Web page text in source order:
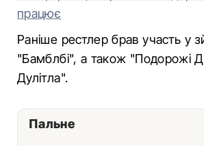
працює
Раніше рестлер брав участь у
"Бамблбі", а також "Подорожі
Дулітла".
Пальне